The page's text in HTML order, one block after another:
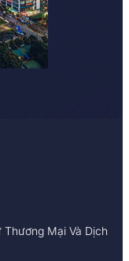
Thương Mại Và Dịch